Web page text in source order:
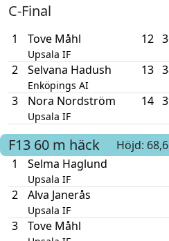
C-Final
1 Tove Måhl
Upsala IF
12
2 Selvana Hadush
Enköpings AI
13
3 Nora Nordström
Upsala IF
14
F13 60 m häck Höjd:
1
Selma Haglund
Upsala IF
2 Alva Janerås
Upsala IF
3 Tove Måhl